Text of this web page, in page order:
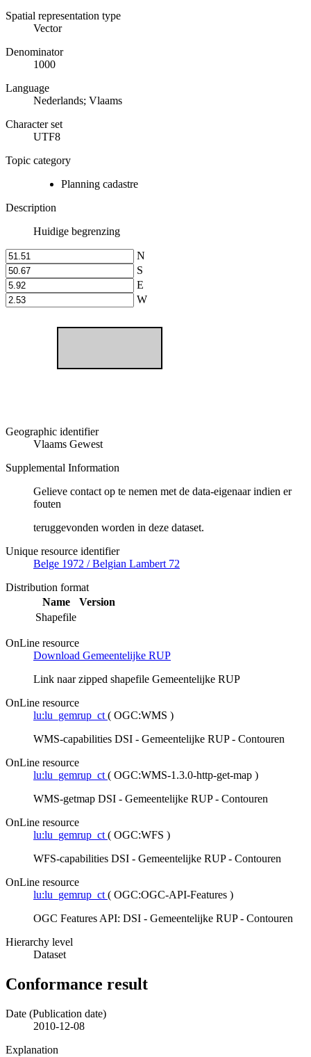
Spatial representation type
Vector
Denominator
1000
Language
Nederlands; Vlaams
Character set
UTF8
Topic category
Planning cadastre
Description
Huidige begrenzing
N
S
E
W
Geographic identifier
Vlaams Gewest
Supplemental Information
Gelieve contact op te nemen met de data-eigenaar indien er
fouten
teruggevonden worden in deze dataset.
Unique resource identifier
Belge 1972 / Belgian Lambert 72
Distribution format
Name
Version
Shapefile
OnLine resource
Download Gemeentelijke RUP
Link naar zipped shapefile Gemeentelijke RUP
OnLine resource
lu:lu_gemrup_ct( OGC:WMS )
WMS-capabilities DSI - Gemeentelijke RUP - Contouren
OnLine resource
lu:lu_gemrup_ct( OGC:WMS-1.3.0-http-get-map )
WMS-getmap DSI - Gemeentelijke RUP - Contouren
OnLine resource
lu:lu_gemrup_ct( OGC:WFS )
WFS-capabilities DSI - Gemeentelijke RUP - Contouren
OnLine resource
lu:lu_gemrup_ct( OGC:OGC-API-Features )
OGC Features API: DSI - Gemeentelijke RUP - Contouren
Hierarchy level
Dataset
Conformance result
Date (Publication date)
2010-12-08
Explanation